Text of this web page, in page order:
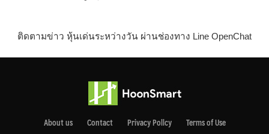
ติดตามข่าว หุ้นเด่นระหว่างวัน ผ่านช่องทาง Line OpenChat
About us Contact Privacy Pollcy Terms of Use